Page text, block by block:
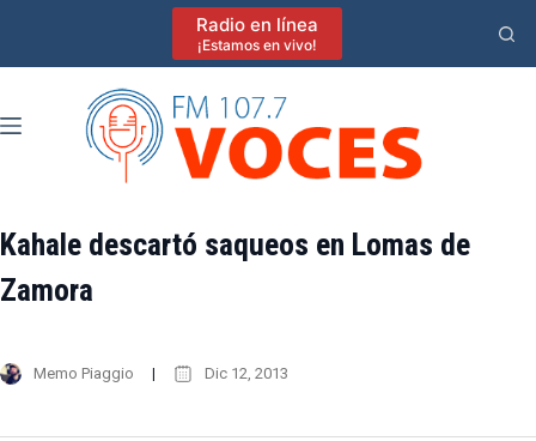
Radio en línea
¡Estamos en vivo!
Kahale descartó saqueos en Lomas de
Zamora
Memo Piaggio Dic 12, 2013